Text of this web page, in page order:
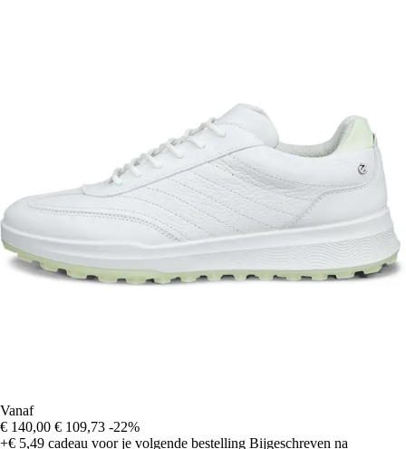
Vanaf
€ 140,00 € 109,73 -22%
+€ 5,49 cadeau voor je volgende bestelling Bijgeschreven na